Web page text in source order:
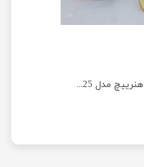
خردکن برقی 3 لیتر 3000 وات هنرییچ مدل HEINRICHS SL-2025